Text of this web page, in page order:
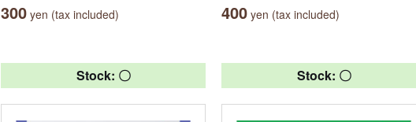
300 yen (tax included) 400 yen (tax included)
Stock: 〇 Stock: 〇